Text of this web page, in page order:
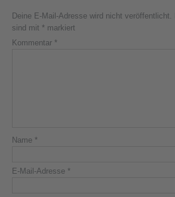
Deine E-Mail-Adresse wird nicht veröffentlicht.
sind mit * markiert
Kommentar *
Name *
E-Mail-Adresse *